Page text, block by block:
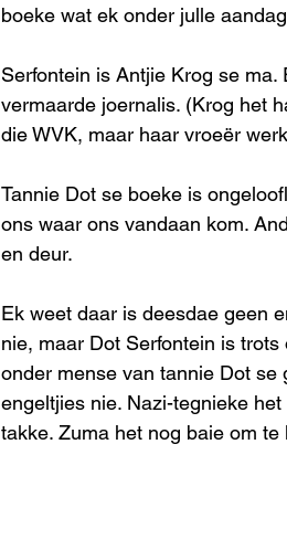
boeke wat ek onder julle
Serfontein is Antjie Krog se ma.
vermaarde joernalis. (Krog het
die WVK, maar haar vroeër
Tannie Dot se boeke is
ons waar ons vandaan kom.
en deur.
Ek weet daar is deesdae geen
nie, maar Dot Serfontein is
onder mense van tannie Dot
engeltjies nie. Nazi-tegnieke
takke. Zuma het nog baie om te